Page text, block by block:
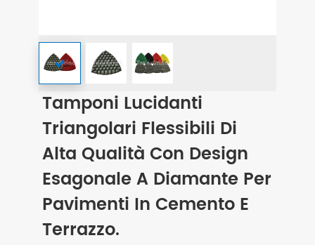
Tamponi Lucidanti
Triangolari Flessibili Di
Alta Qualità Con Design
Esagonale A Diamante Per
Pavimenti In Cemento E
Terrazzo.